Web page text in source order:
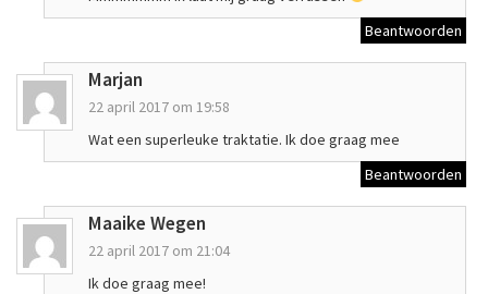
Beantwoorden
Marjan
22 april 2017 om 19:58
Wat een superleuke traktatie. Ik doe graag mee
Beantwoorden
Maaike Wegen
22 april 2017 om 21:04
Ik doe graag mee!